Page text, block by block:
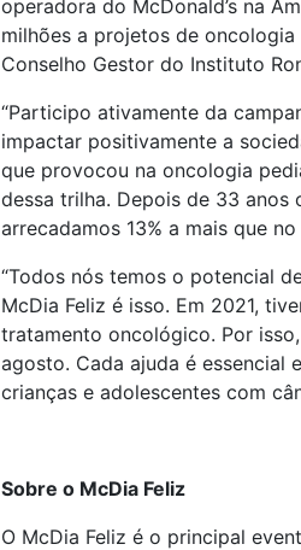
operadora do McDonald’s na
milhões a projetos de
Conselho Gestor do Instituto
“Participo ativamente da
impactar positivamente a
que provocou na oncologia
dessa trilha. Depois de 33 anos
arrecadamos 13% a mais que
“Todos nós temos o potencial
McDia Feliz é isso. Em 2021,
tratamento oncológico. Por
agosto. Cada ajuda é essencial
crianças e adolescentes com
Sobre o McDia Feliz
O McDia Feliz é o principal